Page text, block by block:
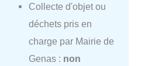
Collecte d'objet ou
déchets pris en
charge par Mairie de
Genas : non